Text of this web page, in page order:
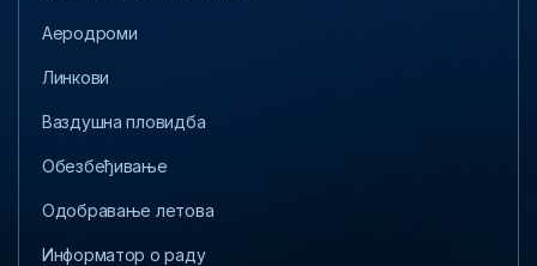
Аеродроми
Линкови
Ваздушна пловидба
Обезбеђивање
Одобравање летова
Информатор о раду